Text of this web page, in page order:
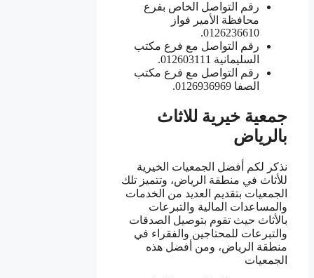
رقم التواصل الخاص بفرع
محافظة الأمير فواز
0126236610.
رقم التواصل مع فرع مكتب
السليمانية 012603111.
رقم التواصل مع فرع مكتب
الصفا 0126936969.
جمعية خيرية للاثاث
بالرياض
نذكر لكم أفضل الجمعيات الخيرية
للأثاث في منطقة الرياض، وتتميز تلك
الجمعيات بتقديم العديد من الخدمات
والمساعدات المالية والتبرعات
بالأثاث حيث تقوم بتوصيل الصدقات
والتبرعات للمحتاجين والفقراء في
منطقة الرياض، ومن أفضل هذه
الجمعيات